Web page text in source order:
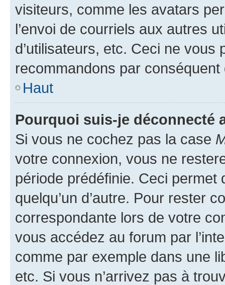
visiteurs, comme les avatars
l’envoi de courriels aux autres
d’utilisateurs, etc. Ceci ne vous
recommandons par conséquent
Haut
Pourquoi suis-je déconnecté
Si vous ne cochez pas la case
votre connexion, vous ne
période prédéfinie. Ceci permet
quelqu’un d’autre. Pour rester
correspondante lors de votre
vous accédez au forum par
comme par exemple dans une
etc. Si vous n’arrivez pas à